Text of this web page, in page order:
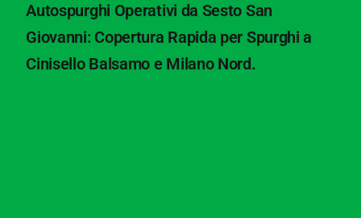
Autospurghi Operativi da Sesto San
Giovanni: Copertura Rapida per Spurghi a
Cinisello Balsamo e Milano Nord.